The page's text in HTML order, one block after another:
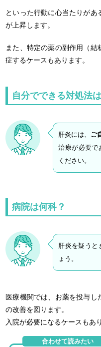
といった行動に心当たりがあ
が上昇します。
また、特定の薬の副作用（
症するケースもあります。
自分でできる対処法
肝炎には、 ご
治療が必要で
ください。
病院は何科？
肝炎を疑うと
ょう。
医療機関では、お薬を投与
の改善を図ります。
入院が必要になるケースもあ
合わせて読みたい